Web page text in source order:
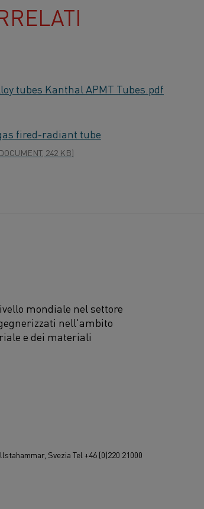
tubes Kanthal APMT Tubes.pdf
fired-radiant tube
242 KB)
mondiale nel settore
nell'ambito
e dei materiali
Svezia Tel +46 (0)220 21000